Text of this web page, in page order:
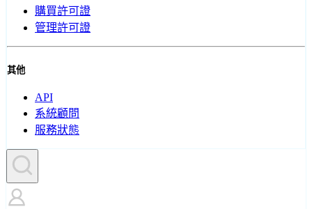
購買許可證
管理許可證
其他
API
系統顧問
服務狀態